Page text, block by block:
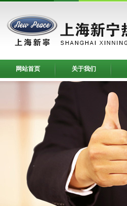
网站首页 关于我们